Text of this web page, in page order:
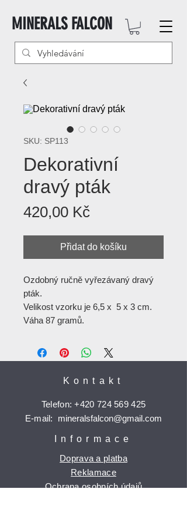
MINERALS FALCON
SKU: SP113
Dekorativní
dravý pták
420,00 KčCena
Přidat do košíku
Ozdobný ručně vyřezávaný dravý
pták.
Velikost vzorku je 6,5 x 5 x 3 cm.
Váha 87 gramů.
Kontakt
Telefon:+420 724 569 425
E-mail: mineralsfalcon@gmail.com
Informace
Doprava a platba
Reklamace
Ochrana osobních údajů